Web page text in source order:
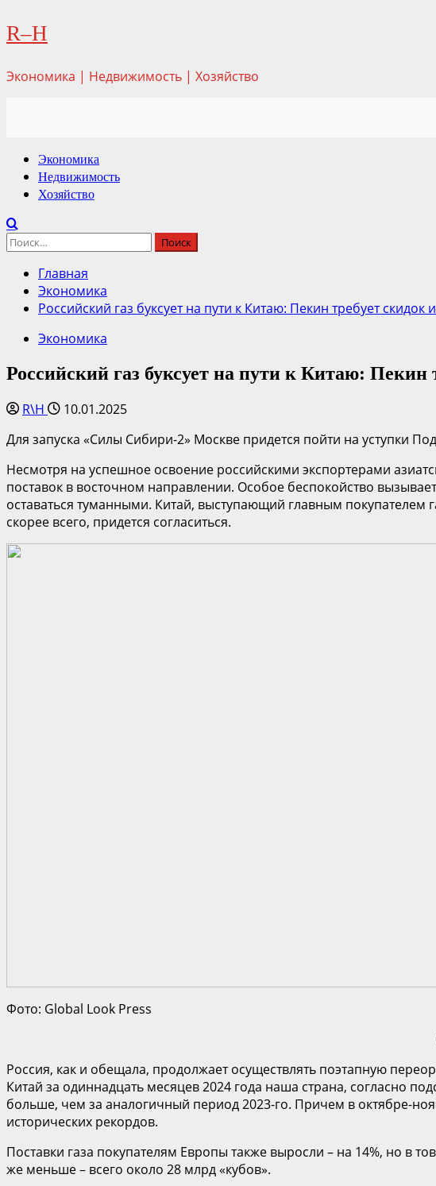
Перейти
к
R–H
Экономика | Недвижимость | Хозяйство
Основное
меню
Экономика
Недвижимость
Хозяйство
Найти:
Главная
Экономика
Российский газ буксует на пути к Китаю: Пекин требует скидок
Экономика
Российский газ буксует на пути к Китаю: Пекин
R\H
10.01.2025
Для запуска «Силы Сибири-2» Москве придется пойти на уступки
Несмотря на успешное освоение российскими экспортерами
поставок в восточном направлении. Особое беспокойство
оставаться туманными. Китай, выступающий главным
скорее всего, придется согласиться.
Фото: Global Look Press
Россия, как и обещала, продолжает осуществлять поэтапную
Китай за одиннадцать месяцев 2024 года наша страна, согласно
больше, чем за аналогичный период 2023-го. Причем в октябре-
исторических рекордов.
Поставки газа покупателям Европы также выросли – на 14%, но
же меньше – всего около 28 млрд «кубов».